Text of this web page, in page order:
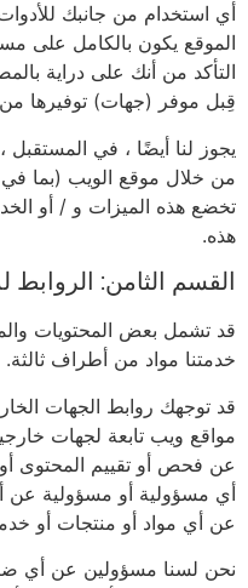
أي استخدام من جانبك
الموقع يكون بالكامل على
التأكد من أنك على دراية
قِبل موفر (جهات) توفيرها من
يجوز لنا أيضًا ، في
من خلال موقع الويب (بما
تخضع هذه الميزات و / أو
هذه.
القسم الثامن: الروابط
قد تشمل بعض المحتويات
خدمتنا مواد من أطراف ثالثة.
قد توجهك روابط الجهات
مواقع ويب تابعة لجهات
عن فحص أو تقييم المحتوى أو
أي مسؤولية أو مسؤولية عن
عن أي مواد أو منتجات أو
نحن لسنا مسؤولين عن أي